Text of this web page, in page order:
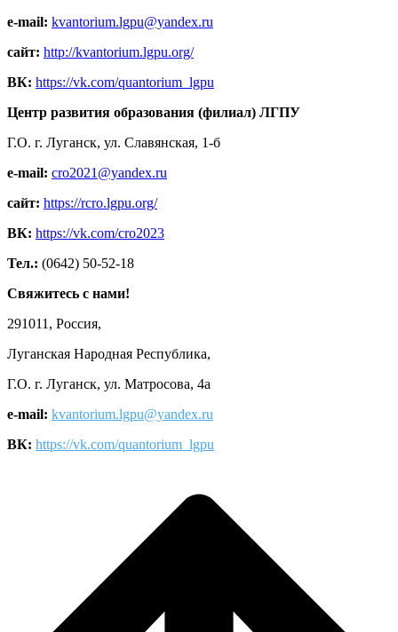
e-mail: kvantorium.lgpu@yandex.ru
сайт: http://kvantorium.lgpu.org/
ВК: https://vk.com/quantorium_lgpu
Центр развития образования (филиал) ЛГПУ
Г.О. г. Луганск, ул. Славянская, 1-б
e-mail: cro2021@yandex.ru
сайт: https://rcro.lgpu.org/
ВК: https://vk.com/cro2023
Тел.: (0642) 50-52-18
Свяжитесь с нами!
291011, Россия,
Луганская Народная Республика,
Г.О. г. Луганск, ул. Матросова, 4а
e-mail: kvantorium.lgpu@yandex.ru
ВК: https://vk.com/quantorium_lgpu